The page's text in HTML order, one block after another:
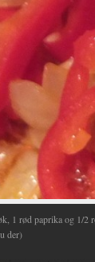
1 rød paprika og 1/2
der)